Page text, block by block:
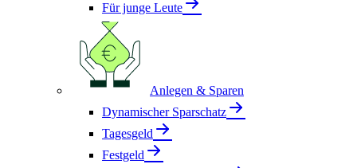
Für junge Leute
Anlegen & Sparen
Dynamischer Sparschatz
Tagesgeld
Festgeld